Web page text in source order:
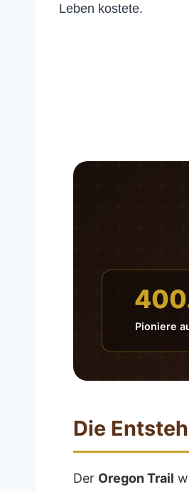
Leben kostete.
Pioniere
Die
Der Oregon Trail